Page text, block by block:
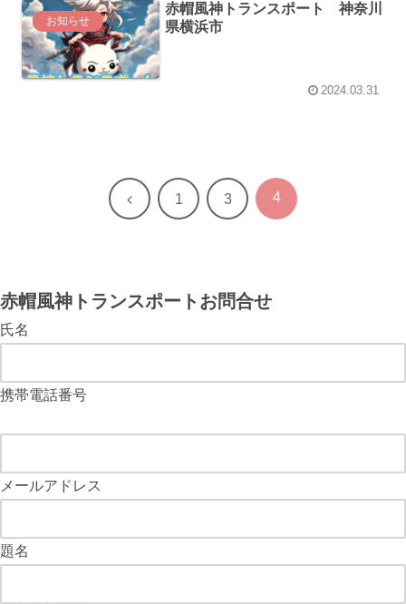
お知らせ
赤帽風神トランスポート 神奈川
県横浜市
2024.03.31
前 1 3 4
赤帽風神トランスポートお問合せ
氏名
携帯電話番号
メールアドレス
題名